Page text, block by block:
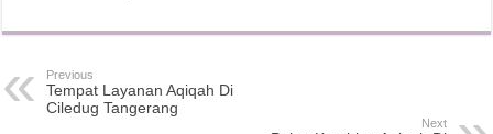
Previous
Tempat Layanan Aqiqah Di
Ciledug Tangerang
Next